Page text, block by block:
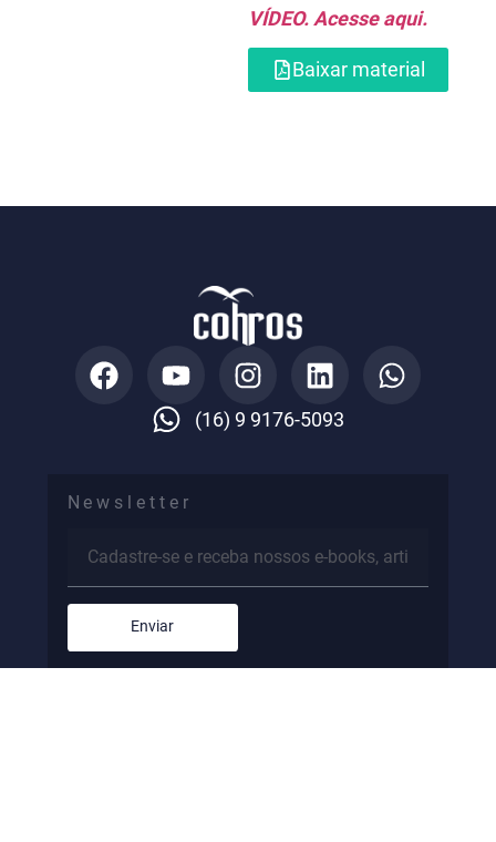
Você já pensou que
podem ter razão?
aqui como mudar
Baixar material
(16) 9 9176-5093